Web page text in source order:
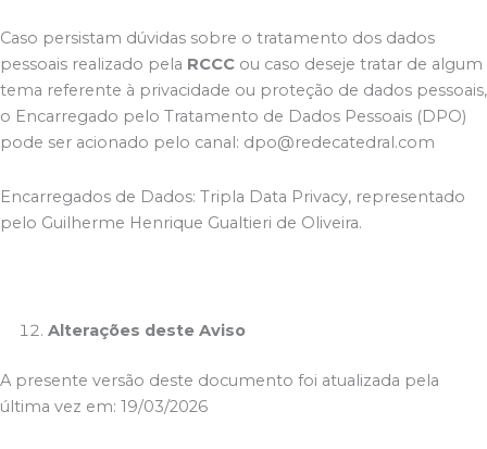
Caso persistam dúvidas sobre o tratamento dos dados
pessoais realizado pela RCCC ou caso deseje tratar de algum
tema referente à privacidade ou proteção de dados pessoais,
o Encarregado pelo Tratamento de Dados Pessoais (DPO)
pode ser acionado pelo canal: dpo@redecatedral.com
Encarregados de Dados: Tripla Data Privacy, representado
pelo Guilherme Henrique Gualtieri de Oliveira.
Alterações deste Aviso
A presente versão deste documento foi atualizada pela
última vez em: 19/03/2026